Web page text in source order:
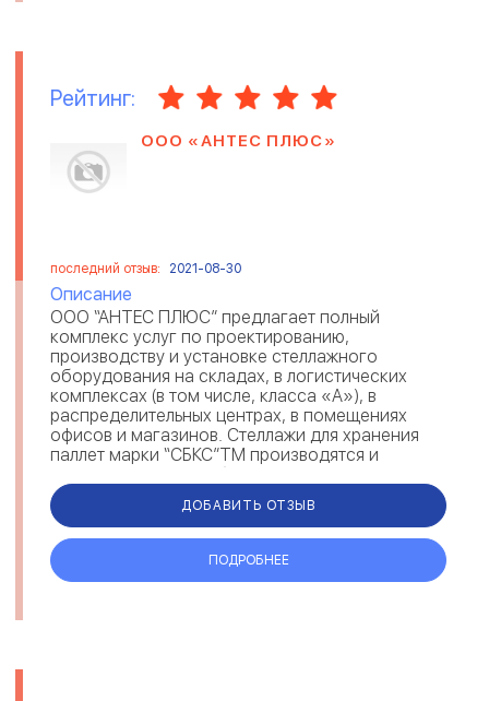
Рейтинг:
ООО «АНТЕС ПЛЮС»
последний отзыв: 2021-08-30
Описание
ООО “АНТЕС ПЛЮС” предлагает полный
комплекс услуг по проектированию,
производству и установке стеллажного
оборудования на складах, в логистических
комплексах (в том числе, класса «А»), в
распределительных центрах, в помещениях
офисов и магазинов. Стеллажи для хранения
паллет марки “СБКС”ТМ производятся и
поставляются потребителям с 1999 г., и
отличаются высокой надеж...
ДОБАВИТЬ ОТЗЫВ
ПОДРОБНЕЕ